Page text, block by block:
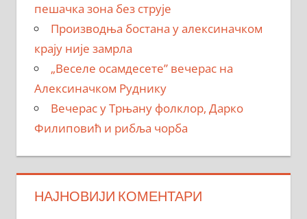
пешачка зона без струје
Производња бостана у алексиначком
крају није замрла
„Веселе осамдесете” вечерас на
Алексиначком Руднику
Вечерас у Трњану фолклор, Дарко
Филиповић и рибља чорба
НАЈНОВИЈИ КОМЕНТАРИ